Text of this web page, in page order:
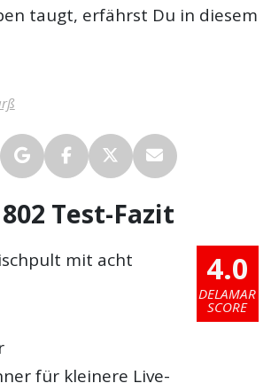
taugt, erfährst Du in diesem
Test-Fazit
4.0
DELAMAR
SCORE
mit acht
für kleinere Live-